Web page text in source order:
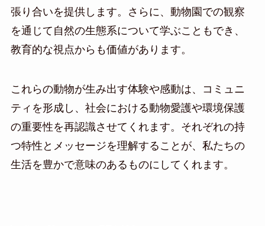
張り合いを提供します。さらに、動物園での観察
を通じて自然の生態系について学ぶこともでき、
教育的な視点からも価値があります。
これらの動物が生み出す体験や感動は、コミュニ
ティを形成し、社会における動物愛護や環境保護
の重要性を再認識させてくれます。それぞれの持
つ特性とメッセージを理解することが、私たちの
生活を豊かで意味のあるものにしてくれます。